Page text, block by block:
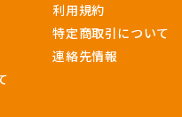
利用規約
特定商取引について
連絡先情報